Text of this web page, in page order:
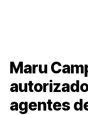
Maru
agentes